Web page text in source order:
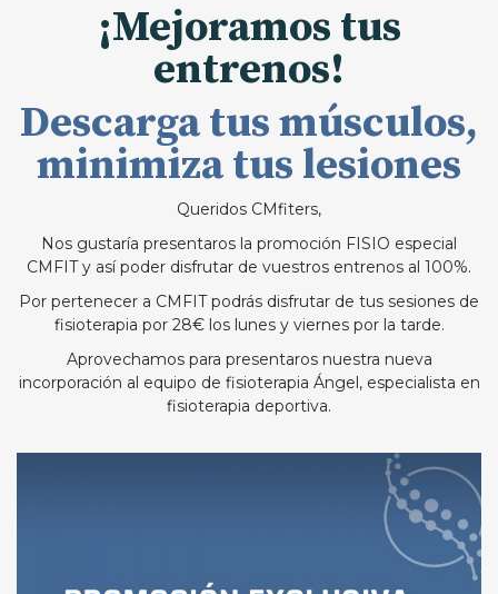
¡Mejoramos tus
entrenos!
Descarga tus músculos,
minimiza tus lesiones
Queridos CMfiters,
Nos gustaría presentaros la promoción FISIO especial
CMFIT y así poder disfrutar de vuestros entrenos al 100%.
Por pertenecer a CMFIT podrás disfrutar de tus sesiones de
fisioterapia por 28€ los lunes y viernes por la tarde.
Aprovechamos para presentaros nuestra nueva
incorporación al equipo de fisioterapia Ángel, especialista en
fisioterapia deportiva.